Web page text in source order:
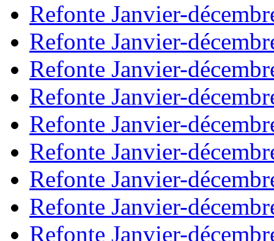
Refonte Janvier-
Refonte Janvier-
Refonte Janvier-
Refonte Janvier-
Refonte Janvier-
Refonte Janvier-
Refonte Janvier-
Refonte Janvier-
Refonte Janvier-